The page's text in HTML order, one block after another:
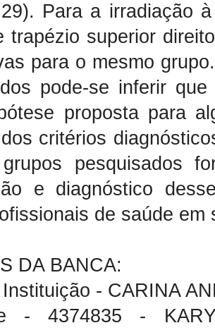
Para a irradiação
trapézio superior
para o mesmo
pode-se inferir
proposta para
critérios
pesquisados
e diagnóstico
de saúde em
DA BANCA:
- CARINA
- 4374835 -